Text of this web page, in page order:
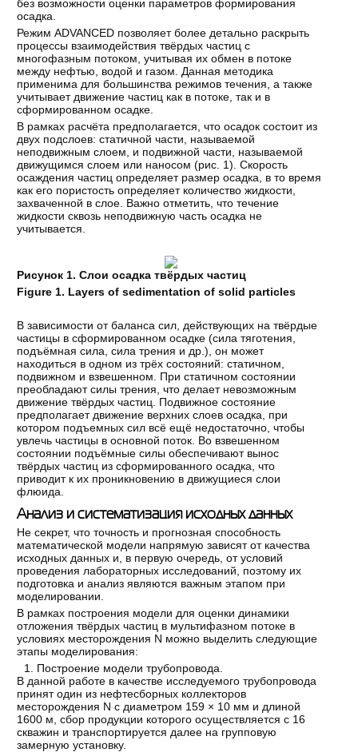
без возможности оценки параметров формирования
осадка.
Режим ADVANCED позволяет более детально раскрыть
процессы взаимодействия твёрдых частиц с
многофазным потоком, учитывая их обмен в потоке
между нефтью, водой и газом. Данная методика
применима для большинства режимов течения, а также
учитывает движение частиц как в потоке, так и в
сформированном осадке.
В рамках расчёта предполагается, что осадок состоит из
двух подслоев: статичной части, называемой
неподвижным слоем, и подвижной части, называемой
движущимся слоем или наносом (рис. 1). Скорость
осаждения частиц определяет размер осадка, в то время
как его пористость определяет количество жидкости,
захваченной в слое. Важно отметить, что течение
жидкости сквозь неподвижную часть осадка не
учитывается.
Рисунок 1. Слои осадка твёрдых частиц
Figure 1. Layers of sedimentation of solid particles
В зависимости от баланса сил, действующих на твёрдые
частицы в сформированном осадке (сила тяготения,
подъёмная сила, сила трения и др.), он может
находиться в одном из трёх состояний: статичном,
подвижном и взвешенном. При статичном состоянии
преобладают силы трения, что делает невозможным
движение твёрдых частиц. Подвижное состояние
предполагает движение верхних слоев осадка, при
котором подъемных сил всё ещё недостаточно, чтобы
увлечь частицы в основной поток. Во взвешенном
состоянии подъёмные силы обеспечивают вынос
твёрдых частиц из сформированного осадка, что
приводит к их проникновению в движущиеся слои
флюида.
Анализ и систематизация исходных данных
Не секрет, что точность и прогнозная способность
математической модели напрямую зависят от качества
исходных данных и, в первую очередь, от условий
проведения лабораторных исследований, поэтому их
подготовка и анализ являются важным этапом при
моделировании.
В рамках построения модели для оценки динамики
отложения твёрдых частиц в мультифазном потоке в
условиях месторождения N можно выделить следующие
этапы моделирования:
Построение модели трубопровода.
В данной работе в качестве исследуемого трубопровода
принят один из нефтесборных коллекторов
месторождения N с диаметром 159 × 10 мм и длиной
1600 м, сбор продукции которого осуществляется с 16
скважин и транспортируется далее на групповую
замерную установку.